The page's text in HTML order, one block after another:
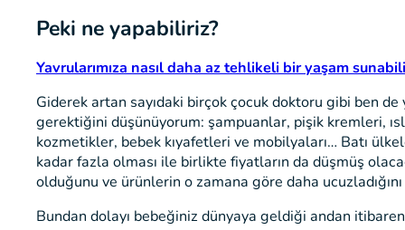
Peki ne yapabiliriz?
Yavrularımıza nasıl daha az tehlikeli bir yaşam
Giderek artan sayıdaki birçok çocuk doktoru gibi ben
gerektiğini düşünüyorum: şampuanlar, pişik kremleri,
kozmetikler, bebek kıyafetleri ve mobilyaları… Batı
kadar fazla olması ile birlikte fiyatların da düşmüş
olduğunu ve ürünlerin o zamana göre daha
Bundan dolayı bebeğiniz dünyaya geldiği andan